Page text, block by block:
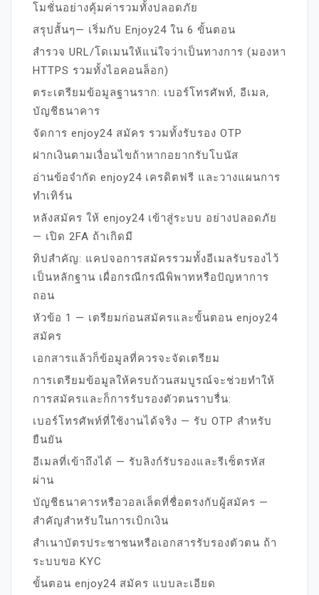
โมชั่นอย่างคุ้มค่ารวมทั้งปลอดภัย
สรุปสั้นๆ— เริ่มกับ Enjoy24 ใน 6 ขั้นตอน
สำรวจ URL/โดเมนให้แน่ใจว่าเป็นทางการ (มองหา
HTTPS รวมทั้งไอคอนล็อก)
ตระเตรียมข้อมูลฐานราก: เบอร์โทรศัพท์, อีเมล,
บัญชีธนาคาร
จัดการ enjoy24 สมัคร รวมทั้งรับรอง OTP
ฝากเงินตามเงื่อนไขถ้าหากอยากรับโบนัส
อ่านข้อจำกัด enjoy24 เครดิตฟรี และวางแผนการ
ทำเทิร์น
หลังสมัคร ให้ enjoy24 เข้าสู่ระบบ อย่างปลอดภัย
— เปิด 2FA ถ้าเกิดมี
ทิปสำคัญ: แคปจอการสมัครรวมทั้งอีเมลรับรองไว้
เป็นหลักฐาน เผื่อกรณีกรณีพิพาทหรือปัญหาการ
ถอน
หัวข้อ 1 — เตรียมก่อนสมัครและขั้นตอน enjoy24
สมัคร
เอกสารแล้วก็ข้อมูลที่ควรจะจัดเตรียม
การเตรียมข้อมูลให้ครบถ้วนสมบูรณ์จะช่วยทำให้
การสมัครและก็การรับรองตัวตนราบรื่น:
เบอร์โทรศัพท์ที่ใช้งานได้จริง — รับ OTP สำหรับ
ยืนยัน
อีเมลที่เข้าถึงได้ — รับลิงก์รับรองและรีเซ็ตรหัส
ผ่าน
บัญชีธนาคารหรือวอลเล็ตที่ชื่อตรงกับผู้สมัคร —
สำคัญสำหรับในการเบิกเงิน
สำเนาบัตรประชาชนหรือเอกสารรับรองตัวตน ถ้า
ระบบขอ KYC
ขั้นตอน enjoy24 สมัคร แบบละเอียด